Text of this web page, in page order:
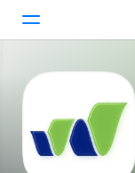
Giochi
App